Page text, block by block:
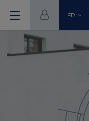
FR